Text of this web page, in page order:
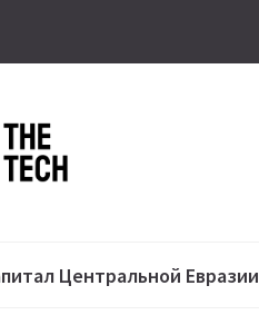
Центральной Евразии